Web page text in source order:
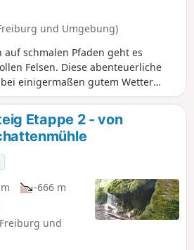
und Umgebung)
schmalen Pfaden geht es
Felsen. Diese abenteuerliche
einigermaßen gutem Wetter
allem nach starken Niederschlägen
gefährlich!
Etappe 2 - von
-666 m
und